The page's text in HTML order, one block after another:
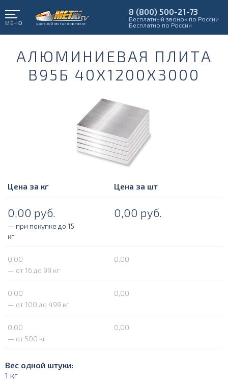
МЕНЮ
8 (800) 500-21-73
Бесплатный звонок по России
Бесплатно по России
АЛЮМИНИЕВАЯ ПЛИТА
В95Б 40Х1200Х3000
Цена за кг Цена за шт
0,00 руб. 0,00 руб.
— при покупке до 15
кг
0,00
0,00
— от 16 до 99 кг
0,00
0,00
— от 100 до 499 кг
0,00
0,00
— от 500 кг
Вес одной штуки:
1 кг